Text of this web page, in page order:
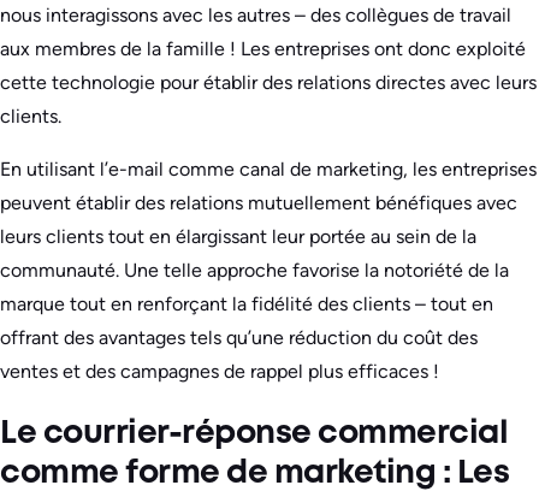
nous interagissons avec les autres – des collègues de travail
aux membres de la famille ! Les entreprises ont donc exploité
cette technologie pour établir des relations directes avec leurs
clients.
En utilisant l’e-mail comme canal de marketing, les entreprises
peuvent établir des relations mutuellement bénéfiques avec
leurs clients tout en élargissant leur portée au sein de la
communauté. Une telle approche favorise la notoriété de la
marque tout en renforçant la fidélité des clients – tout en
offrant des avantages tels qu’une réduction du coût des
ventes et des campagnes de rappel plus efficaces !
Le courrier-réponse commercial
comme forme de marketing : Les